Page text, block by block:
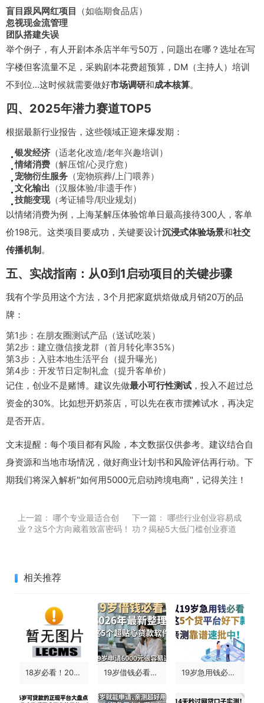
盲目跟风网红项目 （如临期食品店）
忽视现金流管理
团队搭建失误
举个例子，有人开剧本杀店半年亏50万，问题出在哪？选址在写
字楼但客流量不足，采购剧本花费超预算，DM（主持人）培训
不到位...这时候就需要做好市场调研和成本核算。
四、2025年潜力赛道TOP5
根据最新行业报告，这些领域正迎来爆发期：
银发经济 （适老化改造/老年兴趣培训）
情绪消费 （解压馆/心灵疗愈）
宠物衍生服务 （宠物殡葬/上门喂养）
文化输出 （汉服体验/非遗手作）
技能变现（考证辅导/职业规划）
以情绪消费为例，上海某解压体验馆单日最高接待300人，客单
价198元。这类项目要成功，关键要设计沉浸式体验场景和社交
传播机制。
五、实战指南：从0到1启动项目的关键步骤
我有个学员用这个方法，3个月把家庭烘焙做成月销20万的品
牌：
第1步：在朋友圈测试产品（送试吃装）
第2步：建立微信接龙群（首月转化率35%）
第3步：入驻本地生活平台（提升曝光）
第4步：开发节日定制礼盒（提升客单价）
记住，创业不是赌博。建议先做最小可行性测试 ，投入不超过总
资金的30%。比如想开奶茶店，可以先在夜市摆摊试水，再决定
是否开店。
文末提醒：每个项目都有风险，本文数据仅供参考。建议结合自
身资源和当地市场情况，做好商业计划书和风险评估再行动。下
期我们将深入解析"如何用5000元启动跨境电商"，记得关注！
上一篇： 哪个专业最适合创
业？这5个方向藏着致富密码！
下一篇： 哪些行业创业容易成
功？揭秘5大低门槛创业赛道
相关推荐
18岁必看！2026年最新5个容易借到3000元的小额借款平台推荐 19岁借钱必看！2026年最新整理：这5个超贴心贷款软件，19岁申请6000元很容易过 19岁急用钱必看！这5个贷款平台好下款，亲测靠谱速批中！